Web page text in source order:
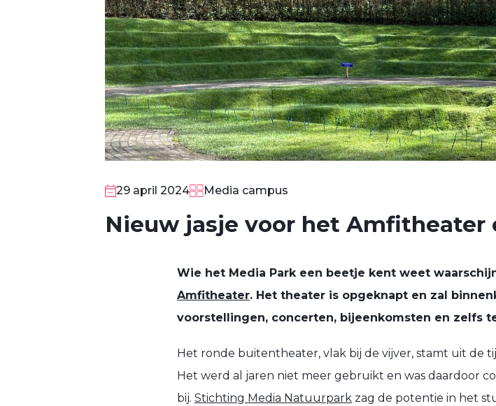
29 april 2024 Media campus
Nieuw jasje voor het Amfitheater
Wie het Media Park een beetje kent weet
Amfitheater. Het theater is opgeknapt en zal
voorstellingen, concerten, bijeenkomsten en zelfs
Het ronde buitentheater, vlak bij de vijver, stamt uit de
Het werd al jaren niet meer gebruikt en was daardoor
bij. Stichting Media Natuurpark zag de potentie in het